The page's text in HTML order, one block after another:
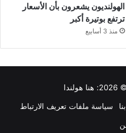
الهولنديون يشعرون بأن الأسعار
ترتفع بوتيرة أكبر
منذ 3 أسابيع
هنا هولندا
سياسة ملفات تعريف الارتباط